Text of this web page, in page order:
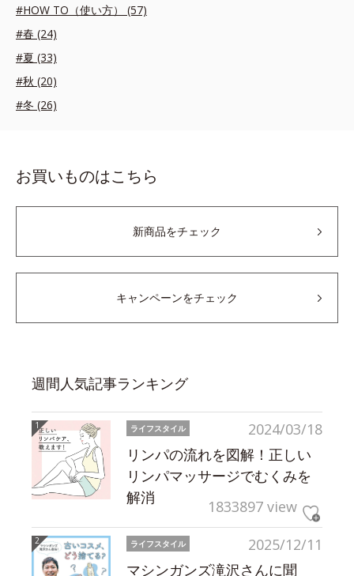
#HOW TO（使い方） (57)
#春 (24)
#夏 (33)
#秋 (20)
#冬 (26)
お買いものはこちら
新商品をチェック
キャンペーンをチェック
週間人気記事ランキング
2024/03/18
ライフスタイル
リンパの流れを図解！正しい
リンパマッサージでむくみを
解消
1833897 view
2025/12/11
ライフスタイル
マシンガンズ滝沢さんに聞